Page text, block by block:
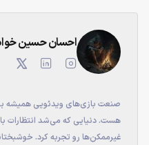
احسان حسین
صنعت بازی‌های ویدئویی همیشه
هست. دنیایی که می‌شد انتظارات
غیرممکن‌ها رو تجربه کرد.